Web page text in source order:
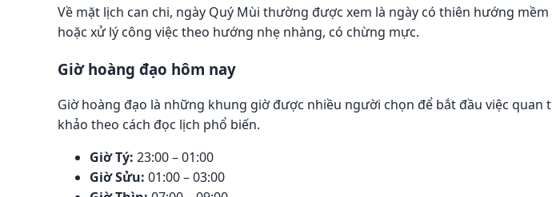
Về mặt lịch can chi, ngày Quý Mùi thường được xem là ngày có thiên hướng
hoặc xử lý công việc theo hướng nhẹ nhàng, có chừng mực.
Giờ hoàng đạo hôm nay
Giờ hoàng đạo là những khung giờ được nhiều người chọn để bắt đầu việc
khảo theo cách đọc lịch phổ biến.
Giờ Tý: 23:00 – 01:00
Giờ Sửu: 01:00 – 03:00